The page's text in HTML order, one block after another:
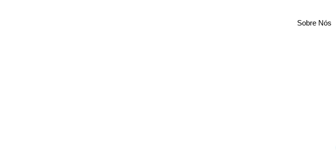
Sobre Nós